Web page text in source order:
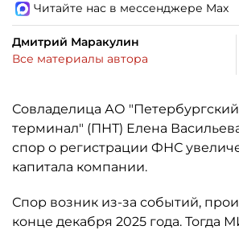
Читайте нас в мессенджере Max
Дмитрий Маракулин
Все материалы автора
Совладелица АО
терминал" (ПНТ) Елена
спор о регистрации ФНС
капитала компании.
Спор возник из-за событий,
конце декабря 2025 года.